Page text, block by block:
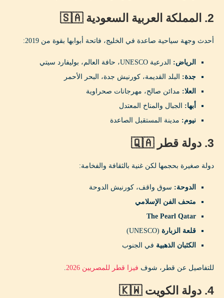
2. المملكة العربية السعودية 🇸🇦
أحدث وجهة سياحية صاعدة في الخليج، فاتحة أبوابها بقوة من 2019:
الرياض: الدرعية UNESCO، حافة العالم، بوليفارد سيتي
جدة: البلد القديمة، كورنيش جدة، البحر الأحمر
العلا: مدائن صالح، مهرجانات صحراوية
أبها: الجبال والمناخ المعتدل
نيوم: مدينة المستقبل الصاعدة
3. دولة قطر 🇶🇦
دولة صغيرة بحجمها لكن غنية بالثقافة والفخامة:
الدوحة: سوق واقف، كورنيش الدوحة
متحف الفن الإسلامي
The Pearl Qatar
قلعة الزبارة (UNESCO)
الكثبان الذهبية في الجنوب
للتفاصيل عن قطر، شوف فيزا قطر للمصريين 2026 .
4. دولة الكويت 🇰🇼